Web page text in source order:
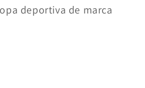
deportiva de marca